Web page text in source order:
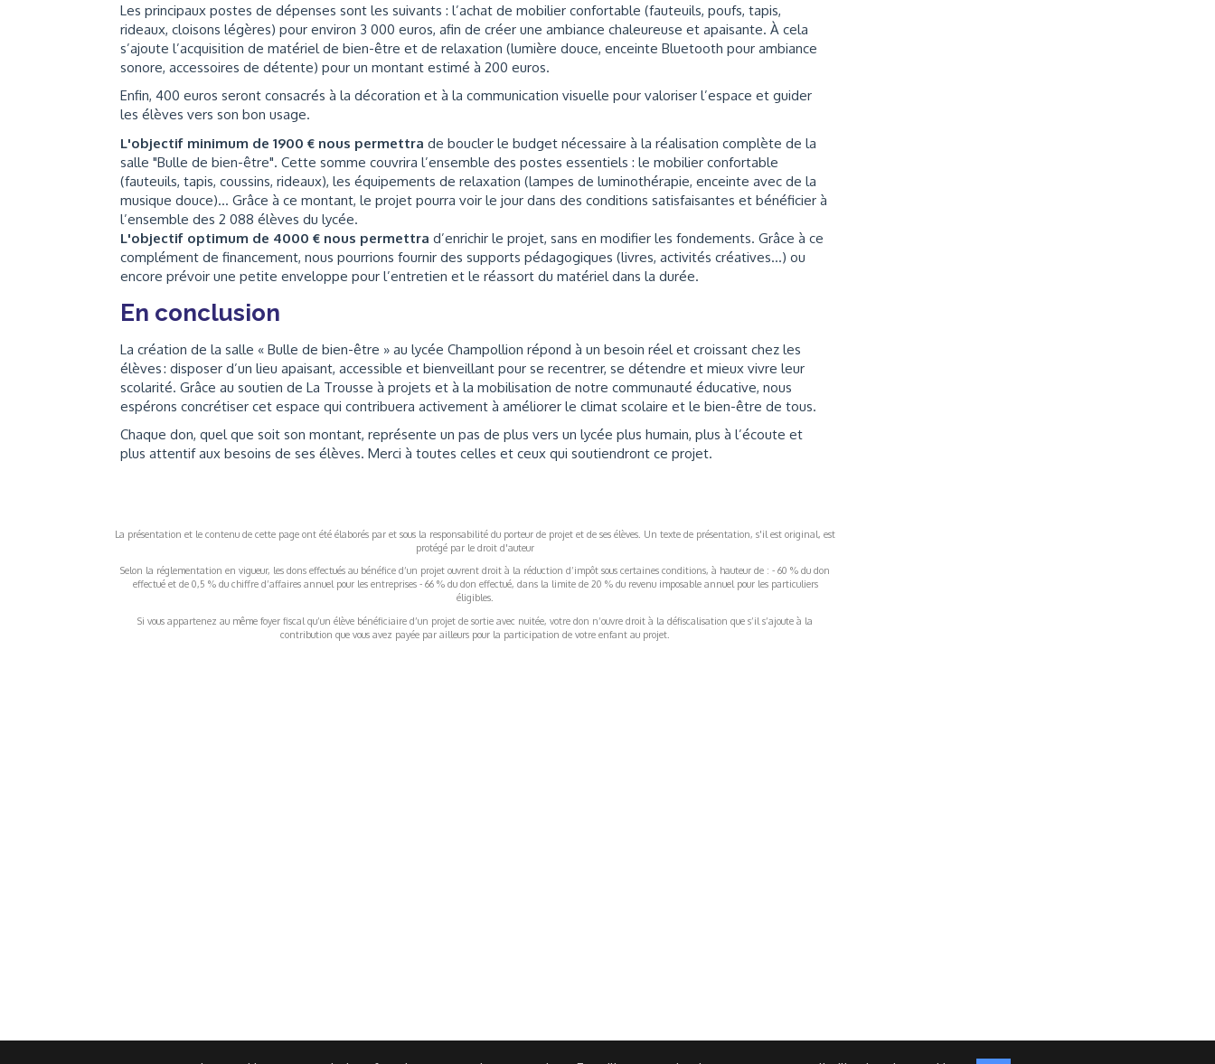
Les principaux postes de dépenses sont les suivants : l’achat de mobilier confortable (fauteuils, poufs, tapis,
rideaux, cloisons légères) pour environ 3 000 euros, afin de créer une ambiance chaleureuse et apaisante. À cela
s’ajoute l’acquisition de matériel de bien-être et de relaxation (lumière douce, enceinte Bluetooth pour ambiance
sonore, accessoires de détente) pour un montant estimé à 200 euros.
Enfin, 400 euros seront consacrés à la décoration et à la communication visuelle pour valoriser l’espace et guider
les élèves vers son bon usage.
L'objectif minimum de 1900 € nous permettra de boucler le budget nécessaire à la réalisation complète de la
salle "Bulle de bien-être". Cette somme couvrira l’ensemble des postes essentiels : le mobilier confortable
(fauteuils, tapis, coussins, rideaux), les équipements de relaxation (lampes de luminothérapie, enceinte avec de la
musique douce)... Grâce à ce montant, le projet pourra voir le jour dans des conditions satisfaisantes et bénéficier à
l’ensemble des 2 088 élèves du lycée.
L'objectif optimum de 4000 € nous permettra d’enrichir le projet, sans en modifier les fondements. Grâce à ce
complément de financement, nous pourrions fournir des supports pédagogiques (livres, activités créatives...) ou
encore prévoir une petite enveloppe pour l’entretien et le réassort du matériel dans la durée.
En conclusion
La création de la salle « Bulle de bien-être » au lycée Champollion répond à un besoin réel et croissant chez les
élèves : disposer d’un lieu apaisant, accessible et bienveillant pour se recentrer, se détendre et mieux vivre leur
scolarité. Grâce au soutien de La Trousse à projets et à la mobilisation de notre communauté éducative, nous
espérons concrétiser cet espace qui contribuera activement à améliorer le climat scolaire et le bien-être de tous.
Chaque don, quel que soit son montant, représente un pas de plus vers un lycée plus humain, plus à l’écoute et
plus attentif aux besoins de ses élèves. Merci à toutes celles et ceux qui soutiendront ce projet.
La présentation et le contenu de cette page ont été élaborés par et sous la responsabilité du porteur de projet et de ses élèves. Un texte de présentation, s'il est original, est
protégé par le droit d'auteur
Selon la réglementation en vigueur, les dons effectués au bénéfice d’un projet ouvrent droit à la réduction d’impôt sous certaines conditions, à hauteur de : - 60 % du don
effectué et de 0,5 % du chiffre d’affaires annuel pour les entreprises - 66 % du don effectué, dans la limite de 20 % du revenu imposable annuel pour les particuliers
éligibles.
Si vous appartenez au même foyer fiscal qu’un élève bénéficiaire d’un projet de sortie avec nuitée, votre don n’ouvre droit à la défiscalisation que s’il s’ajoute à la
contribution que vous avez payée par ailleurs pour la participation de votre enfant au projet.